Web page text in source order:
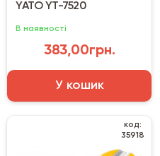
YATO YT-7520
В наявності
383,00грн.
У кошик
код:
35918